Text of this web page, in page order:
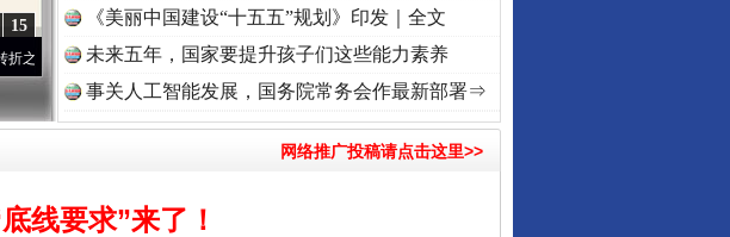
15
..·[视频]牢记初心使命 奋进复兴征程丨红船起航处 潮起..·[视频] 一首歌的时间，读懂乐至的“诗与远方”
《美丽中国建设“十五五”规划》印发｜全文
未来五年，国家要提升孩子们这些能力素养
事关人工智能发展，国务院常务会作最新部署⇒
网络推广投稿请点击这里>>
线要求”来了！